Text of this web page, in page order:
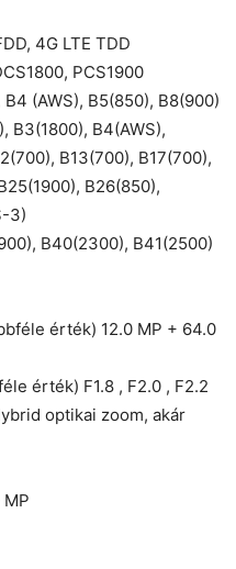
4G LTE TDD
PCS1900
(AWS), B5(850), B8(900)
B3(1800), B4(AWS),
B13(700), B17(700),
B26(850),
3)
B40(2300), B41(2500)
érték) 12.0 MP + 64.0
érték) F1.8 , F2.0 , F2.2
optikai zoom, akár